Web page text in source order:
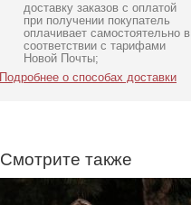
доставку заказов с оплатой
при получении покупатель
оплачивает самостоятельно в
соответствии с тарифами
Новой Почты;
Подробнее о способах доставки
Смотрите также
Нарядное элегантное
молочное платье миди
длины с открытой спинкой